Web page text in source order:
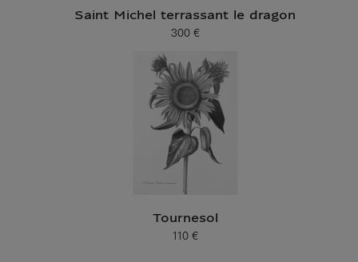
Saint Michel terrassant le dragon
Prix ​​actuel
300 €
Tournesol
Prix ​​actuel
110 €